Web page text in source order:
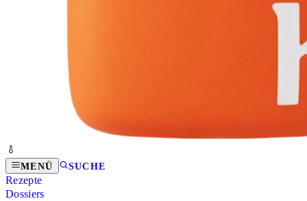
MENÜ SUCHE
Rezepte
Dossiers